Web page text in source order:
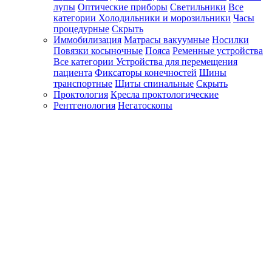
лупы Оптические приборы Светильники Все
категории Холодильники и морозильники Часы
процедурные Скрыть
Иммобилизация Матрасы вакуумные Носилки
Повязки косыночные Пояса Ременные устройства
Все категории Устройства для перемещения
пациента Фиксаторы конечностей Шины
транспортные Щиты спинальные Скрыть
Проктология Кресла проктологические
Рентгенология Негатоскопы